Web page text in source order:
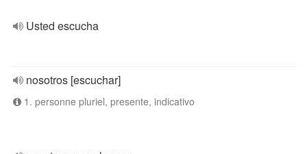
Usted escucha
nosotros [escuchar]
1. personne pluriel, presente, indicativo